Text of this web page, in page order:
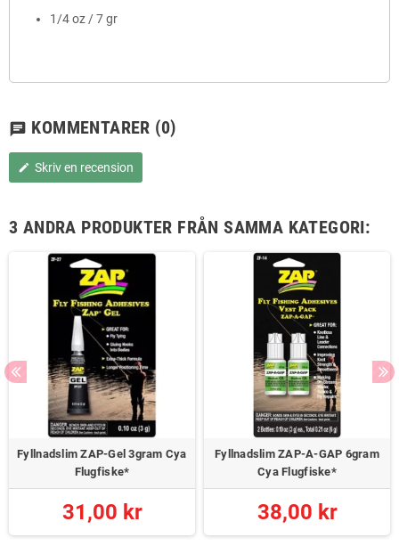
1/4 oz / 7 gr
chat KOMMENTARER (0)
edit Skriv en recension
3 ANDRA PRODUKTER FRÅN SAMMA KATEGORI:
Fyllnadslim ZAP-Gel 3gram Cya
Flugfiske*
31,00 kr
Fyllnadslim ZAP-A-GAP 6gram
Cya Flugfiske*
38,00 kr